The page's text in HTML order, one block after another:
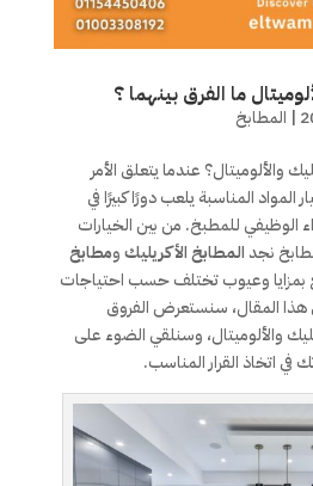
ما الفرق بينهما ؟
| المطابخ
والألوميتال؟ عندما يتعلق الأمر
المناسبة يلعب دورًا كبيرًا في
الوظيفي للمطبخ. من بين الخيارات
نجد المطابخ الأكريليكومطابخ
بمزايا وعيوب تختلف حسب احتياجات
هذا المقال، سنستعرض الفروق
والألوميتال، وسنلقي الضوء على
اتخاذ القرار المناسب.